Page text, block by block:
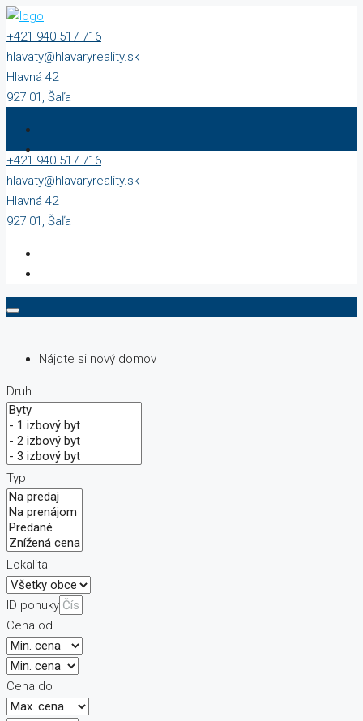
+421 940 517 716
hlavaty@hlavaryreality.sk
Hlavná 42
927 01, Šaľa
+421 940 517 716
hlavaty@hlavaryreality.sk
Hlavná 42
927 01, Šaľa
Nájdte si nový domov
Druh
Typ
Lokalita
ID ponuky
Cena od
Cena do